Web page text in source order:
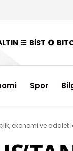
BİST
Spor
ekonomi ve